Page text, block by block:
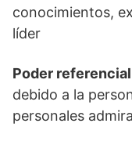
conocimientos,
líder
Poder
debido a la
personales